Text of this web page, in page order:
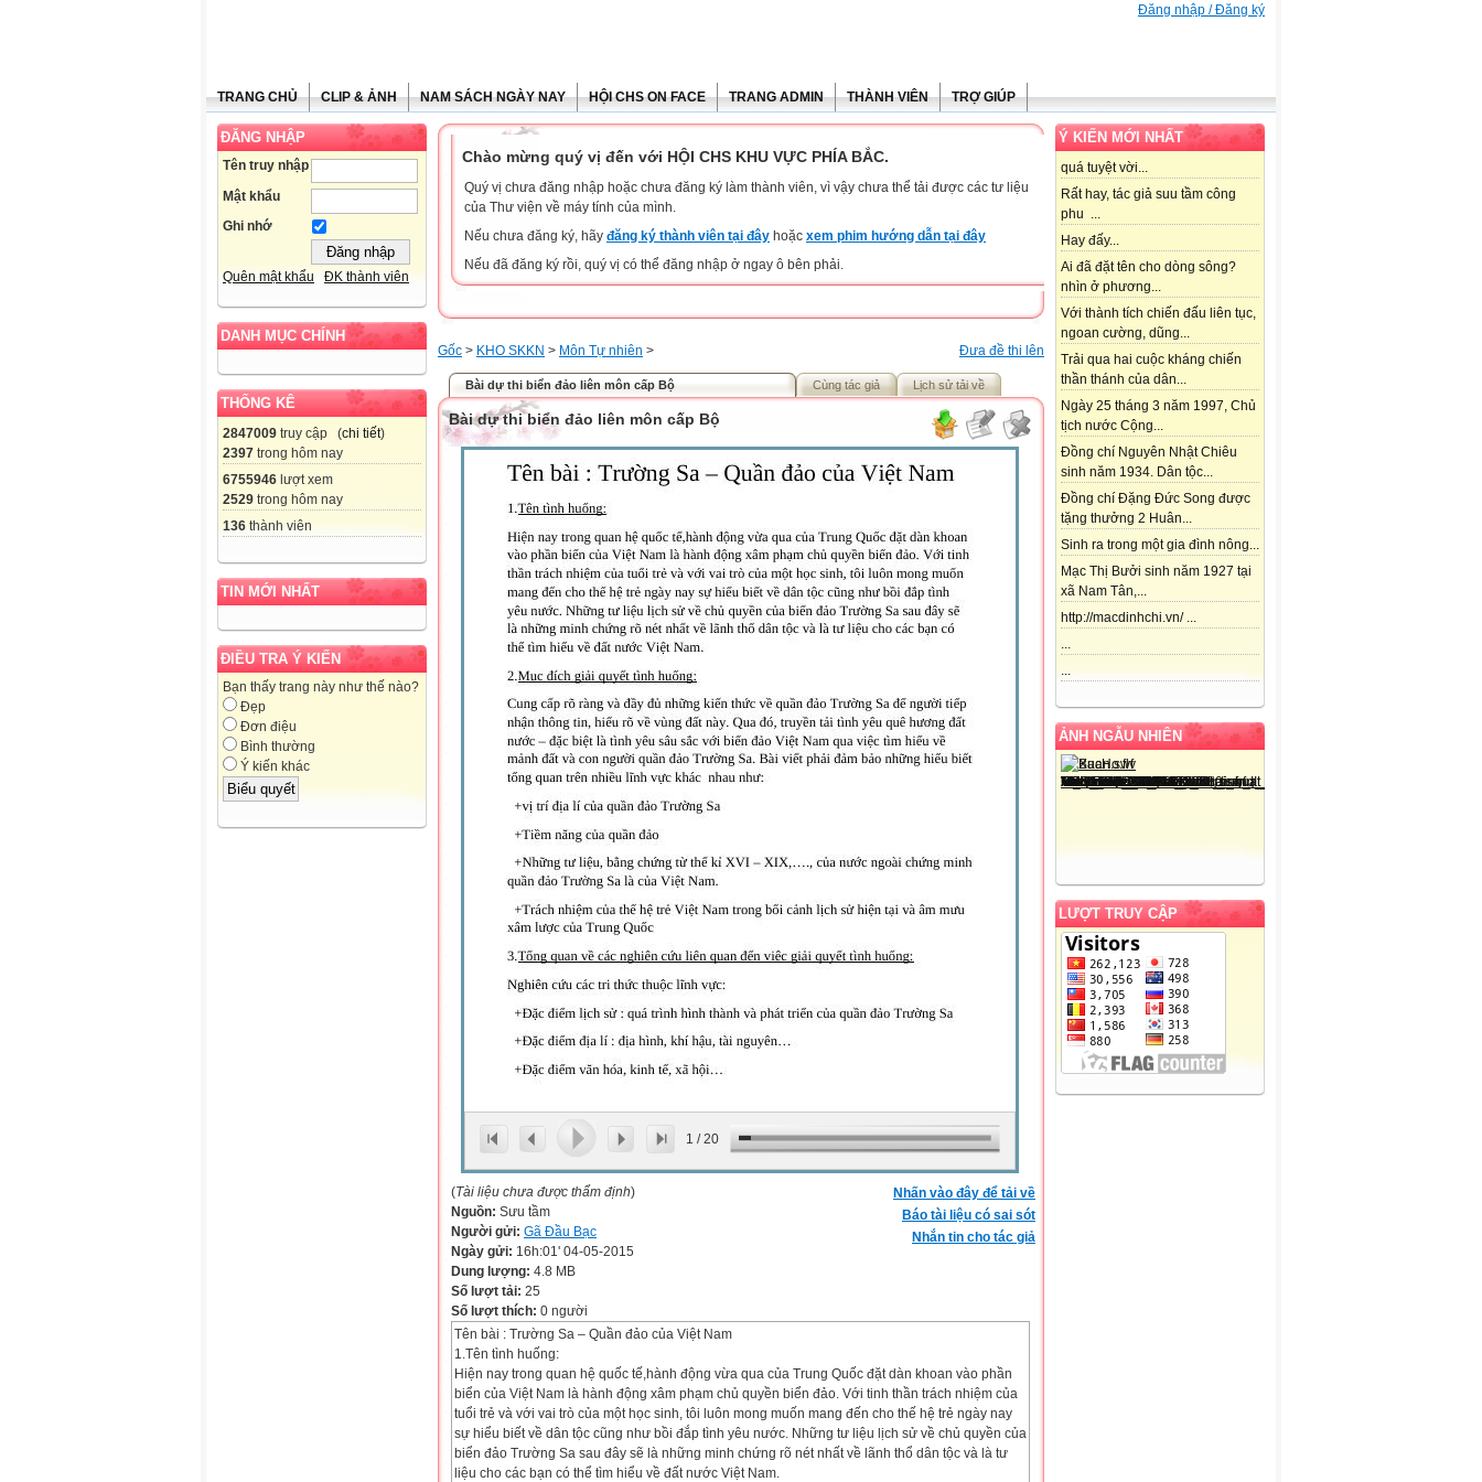
Đăng nhập / Đăng ký
TRANG CHỦ CLIP & ẢNH NAM SÁCH NGÀY NAY HỘI CHS ON FACE TRANG ADMIN THÀNH VIÊN TRỢ GIÚP
ĐĂNG NHẬP
Tên truy nhập
Mật khẩu
Ghi nhớ
Quên mật khẩu ĐK thành viên
DANH MỤC CHÍNH
THỐNG KÊ
2847009 truy cập (chi tiết)
2397 trong hôm nay
6755946 lượt xem
2529 trong hôm nay
136 thành viên
TIN MỚI NHẤT
ĐIỀU TRA Ý KIẾN
Bạn thấy trang này như thế nào?
Đẹp
Đơn điệu
Bình thường
Ý kiến khác
Ý KIẾN MỚI NHẤT
quá tuyệt vời...
Rất hay, tác giả suu tầm công
phu ...
Hay đấy...
Ai đã đặt tên cho dòng sông?
nhìn ở phương...
Với thành tích chiến đấu liên tục,
ngoan cường, dũng...
Trải qua hai cuộc kháng chiến
thần thánh của dân...
Ngày 25 tháng 3 năm 1997, Chủ
tịch nước Cộng...
Đồng chí Nguyên Nhật Chiêu
sinh năm 1934. Dân tộc...
Đồng chí Đặng Đức Song được
tặng thưởng 2 Huân...
Sinh ra trong một gia đình nông...
Mạc Thị Bưởi sinh năm 1927 tại
xã Nam Tân,...
http://macdinhchi.vn/ ...
...
...
ẢNH NGẪU NHIÊN
LƯỢT TRUY CẬP
Chào mừng quý vị đến với HỘI CHS KHU VỰC PHÍA BẮC.
Quý vị chưa đăng nhập hoặc chưa đăng ký làm thành viên, vì vậy chưa thể tải được các tư liệu
của Thư viện về máy tính của mình.
Nếu chưa đăng ký, hãy đăng ký thành viên tại đây hoặc xem phim hướng dẫn tại đây
Nếu đã đăng ký rồi, quý vị có thể đăng nhập ở ngay ô bên phải.
Đưa đề thi lên
Gốc > KHO SKKN > Môn Tự nhiên >
Bài dự thi biển đảo liên môn cấp Bộ Cùng tác giả Lịch sử tải về
Bài dự thi biển đảo liên môn cấp Bộ
1 /20
Nhấn vào đây để tải về
Báo tài liệu có sai sót
Nhắn tin cho tác giả
(Tài liệu chưa được thẩm định)
Nguồn: Sưu tầm
Người gửi: Gã Đầu Bạc
Ngày gửi: 16h:01' 04-05-2015
Dung lượng: 4.8 MB
Số lượt tải: 25
Số lượt thích: 0 người
Tên bài : Trường Sa – Quần đảo của Việt Nam
1.Tên tình huống:
Hiện nay trong quan hệ quốc tế,hành động vừa qua của Trung Quốc đặt dàn khoan vào phần
biển của Việt Nam là hành động xâm phạm chủ quyền biển đảo. Với tinh thần trách nhiệm của
tuổi trẻ và với vai trò của một học sinh, tôi luôn mong muốn mang đến cho thế hệ trẻ ngày nay
sự hiểu biết về dân tộc cũng như bồi đắp tình yêu nước. Những tư liệu lịch sử về chủ quyền của
biển đảo Trường Sa sau đây sẽ là những minh chứng rõ nét nhất về lãnh thổ dân tộc và là tư
liệu cho các bạn có thể tìm hiểu về đất nước Việt Nam.